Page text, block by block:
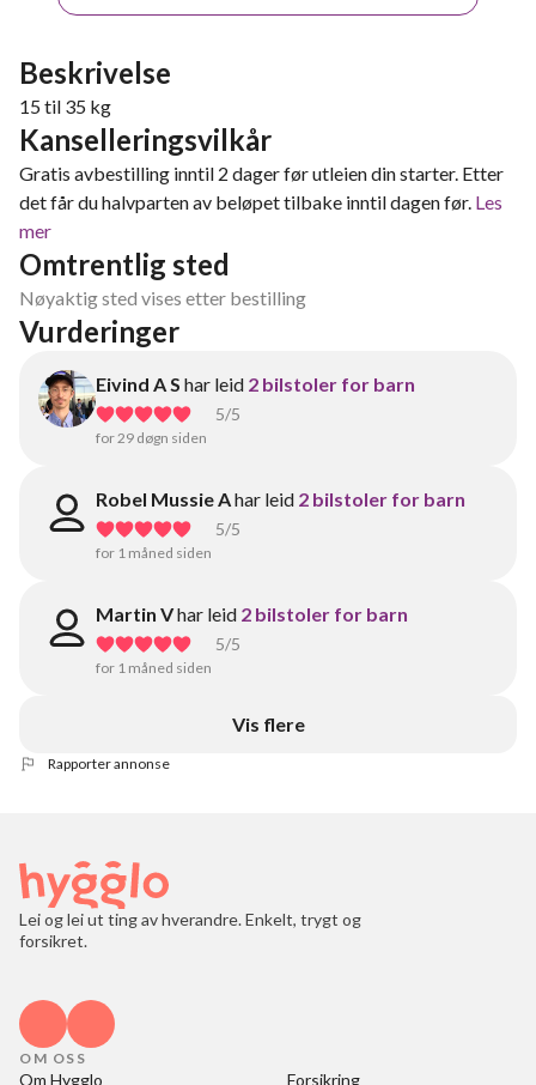
Beskrivelse
15 til 35 kg
Kanselleringsvilkår
Gratis avbestilling inntil 2 dager før utleien din starter. Etter
det får du halvparten av beløpet tilbake inntil dagen før. Les
mer
Omtrentlig sted
Nøyaktig sted vises etter bestilling
Vurderinger
Eivind A S har leid 2 bilstoler for barn
5/5
for 29 døgn siden
Robel Mussie Ahar leid 2 bilstoler for barn
5/5
for 1 måned siden
Martin Vhar leid 2 bilstoler for barn
5/5
for 1 måned siden
Vis flere
Rapporter annonse
Lei og lei ut ting av hverandre. Enkelt, trygt og
forsikret.
OM OSS
Om Hygglo Forsikring